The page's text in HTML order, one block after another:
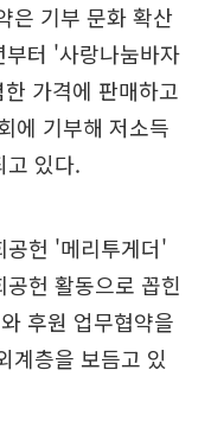
은 기부 문화 확산
터 '사랑나눔바자
가격에 판매하고
에 기부해 저소득
고 있다.
공헌 '메리투게더'
헌 활동으로 꼽힌
후원 업무협약을
계층을 보듬고 있